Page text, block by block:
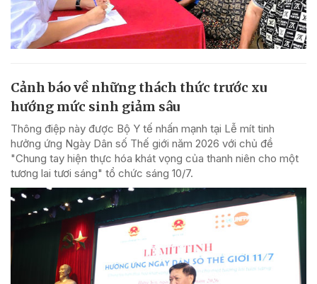
Cảnh báo về những thách thức trước xu
hướng mức sinh giảm sâu
Thông điệp này được Bộ Y tế nhấn mạnh tại Lễ mít tinh
hưởng ứng Ngày Dân số Thế giới năm 2026 với chủ đề
"Chung tay hiện thực hóa khát vọng của thanh niên cho một
tương lai tươi sáng" tổ chức sáng 10/7.